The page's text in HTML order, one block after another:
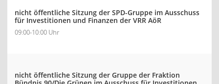
nicht öffentliche Sitzung der SPD-Gruppe im Ausschuss
für Investitionen und Finanzen der VRR AöR
09:00-10:00 Uhr
nicht öffentliche Sitzung der Gruppe der Fraktion